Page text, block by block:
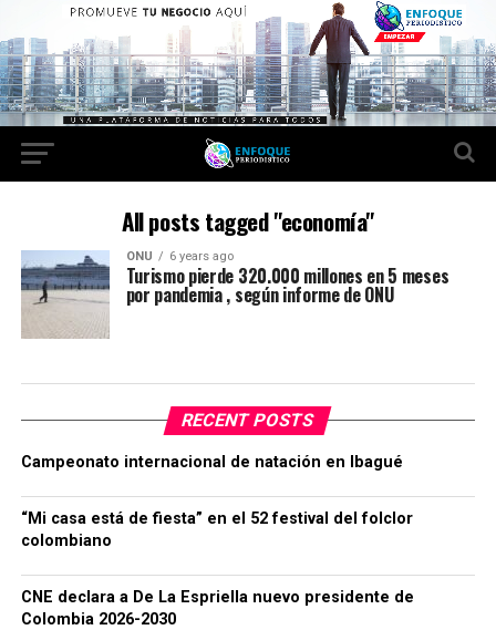
All posts tagged "economía"
ONU 6 years ago
Turismo pierde 320.000 millones en 5 meses
por pandemia , según informe de ONU
RECENT POSTS
Campeonato internacional de natación en Ibagué
“Mi casa está de fiesta” en el 52 festival del folclor
colombiano
CNE declara a De La Espriella nuevo presidente de
Colombia 2026-2030